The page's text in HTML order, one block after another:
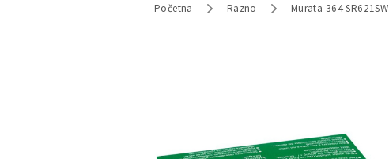
Početna Razno Murata 364 SR621SW